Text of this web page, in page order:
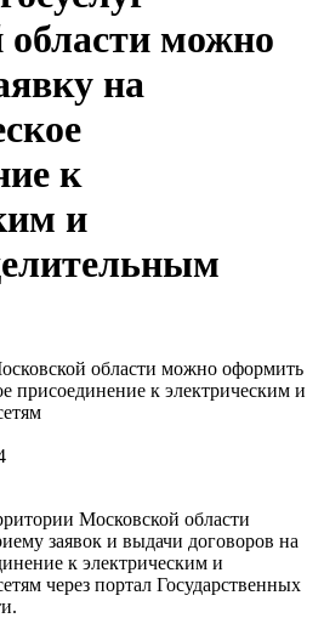
можно
на
к
и
Московской области
заявок и выдачи договоров на
к электрическим и
через портал Государственных